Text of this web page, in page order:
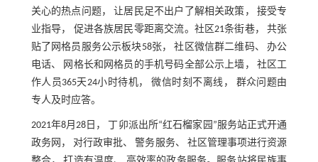
关心的热点问题， 让居民足不出户了解相关政策， 接受专
业指导， 促进各族居民零距离交流。社区21条街巷， 共张
贴了网格员服务公示板块58张， 社区微信群二维码、 办公
电话、 网格长和网格员的手机号码全部公示上墙， 社区工
作人员365天24小时待机， 微信时刻不离线， 群众问题由
专人及时应答。
2021年8月28日， 丁卯派出所“红石榴家园”服务站正式开通
政务网， 对行政审批、 警务服务、 社区管理事项进行资源